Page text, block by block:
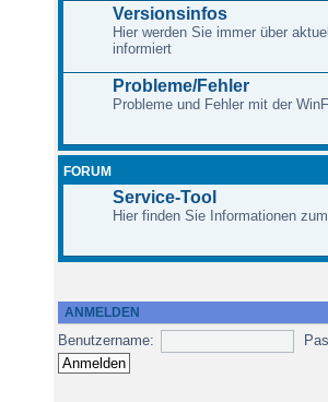
Versionsinfos
Hier werden Sie immer über
informiert
Probleme/Fehler
Probleme und Fehler mit der
FORUM
Service-Tool
Hier finden Sie Informationen
ANMELDEN
Benutzername: